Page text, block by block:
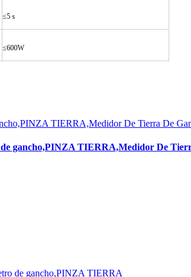
≤5 s
≤600W
gancho,PINZA TIERRA,Medidor De